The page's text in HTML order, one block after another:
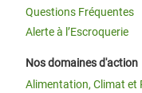
Questions Fréquentes
Alerte à l’Escroquerie
Nos domaines d'action
Alimentation, Climat et